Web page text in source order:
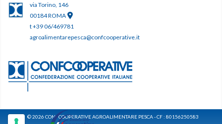
via Torino, 146
00184 ROMA
t +39 06/469781
agroalimentarepesca@confcooperative.it
© 2026 CONFCOOPERATIVE AGROALIMENTARE PESCA - CF : 80156250583